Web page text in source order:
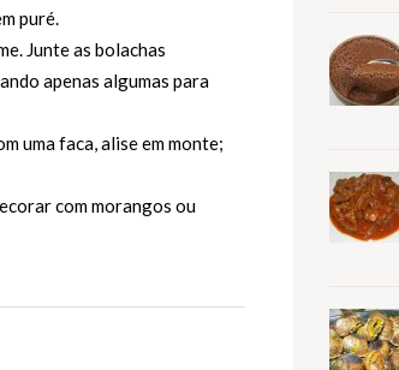
puré.
Junte as bolachas
apenas algumas para
uma faca, alise em monte;
com morangos ou